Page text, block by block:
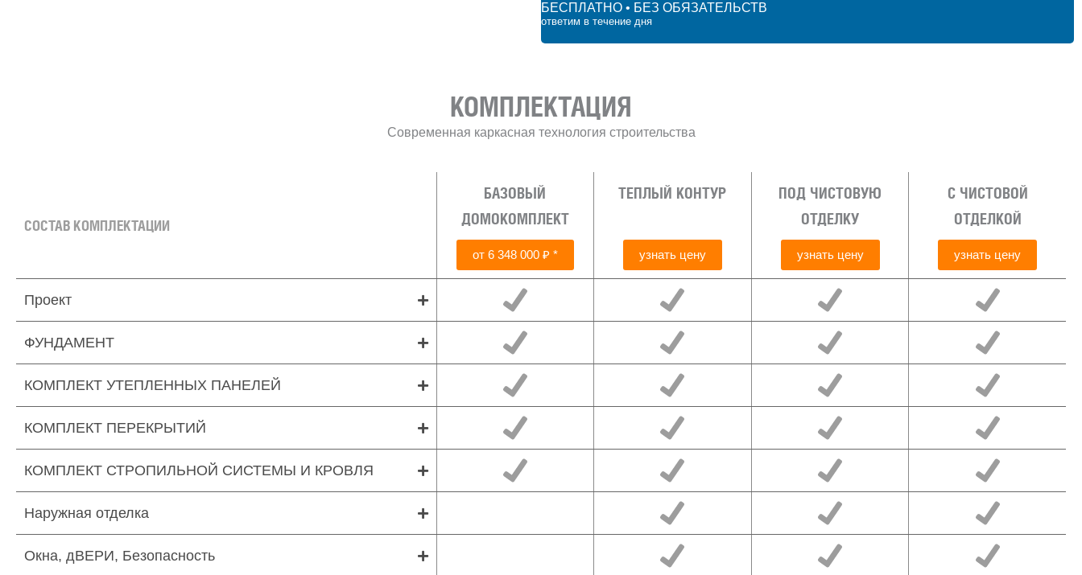
БЕСПЛАТНО • БЕЗ ОБЯЗАТЕЛЬСТВ
ответим в течение дня
КОМПЛЕКТАЦИЯ
Современная каркасная технология строительства
СОСТАВ КОМПЛЕКТАЦИИ
БАЗОВЫЙ
ДОМОКОМПЛЕКТ
от 6 348 000 ₽ *
ТЕПЛЫЙ КОНТУР
узнать цену
ПОД ЧИСТОВУЮ
ОТДЕЛКУ
узнать цену
С ЧИСТОВОЙ
ОТДЕЛКОЙ
узнать цену
Проект
ФУНДАМЕНТ
КОМПЛЕКТ УТЕПЛЕННЫХ ПАНЕЛЕЙ
КОМПЛЕКТ ПЕРЕКРЫТИЙ
КОМПЛЕКТ СТРОПИЛЬНОЙ СИСТЕМЫ И КРОВЛЯ
Наружная отделка
Окна, дВЕРИ, Безопасность